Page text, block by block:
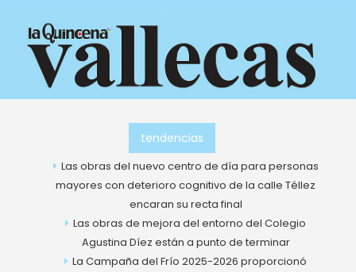
contenido
tendencias
Las obras del nuevo centro de día para personas
mayores con deterioro cognitivo de la calle Téllez
encaran su recta final
Las obras de mejora del entorno del Colegio
Agustina Díez están a punto de terminar
La Campaña del Frío 2025-2026 proporcionó